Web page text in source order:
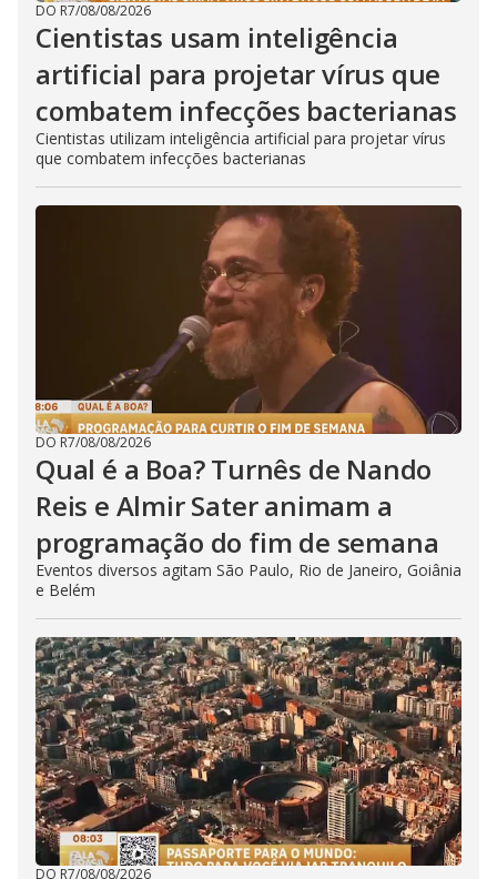
DO R7/08/08/2026
Cientistas usam inteligência
artificial para projetar vírus que
combatem infecções bacterianas
Cientistas utilizam inteligência artificial para projetar vírus
que combatem infecções bacterianas
DO R7/08/08/2026
Qual é a Boa? Turnês de Nando
Reis e Almir Sater animam a
programação do fim de semana
Eventos diversos agitam São Paulo, Rio de Janeiro, Goiânia
e Belém
DO R7/08/08/2026